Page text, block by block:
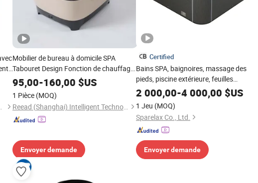
Co., Ltd.
Mobilier de bureau à domicile SPA
Tabouret Design Fonction de chauffage
Design en tissu détachable 360& Deg;
Design enveloppant complet Massager
pour les pieds
95,00-160,00 $US
1 Pièce (MOQ)
Reead (Shanghai) Intelligent Technology Co., Ltd.
Envoyer demande
Certified
Bains SPA, baignoires, massage des
pieds, piscine extérieure, feuilles
acryliques
2 000,00-4 000,00 $US
1 Jeu (MOQ)
Sparelax Co., Ltd.
Envoyer demande